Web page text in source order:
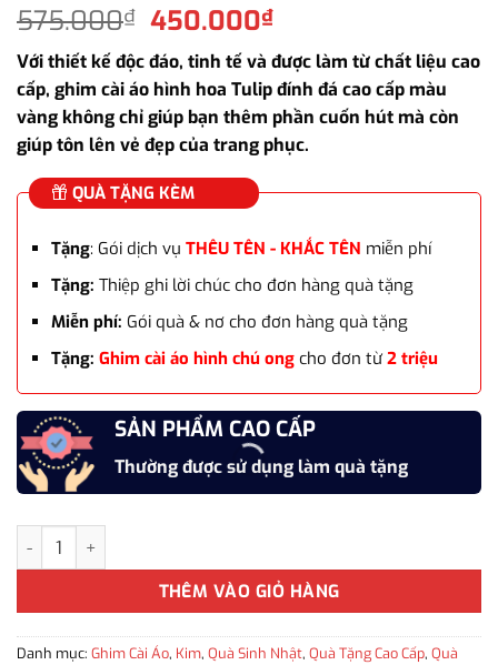
575.000₫ Giá
gốc
là:
575.000₫.
450.000₫Giá
hiện
tại
là:
450.000₫.
Với thiết kế độc đáo, tinh tế và được làm từ chất liệu cao
cấp, ghim cài áo hình hoa Tulip đính đá cao cấp màu
vàng không chỉ giúp bạn thêm phần cuốn hút mà còn
giúp tôn lên vẻ đẹp của trang phục.
QUÀ TẶNG KÈM
Tặng: Gói dịch vụ THÊU TÊN - KHẮC TÊN miễn phí
Tặng: Thiệp ghi lời chúc cho đơn hàng quà tặng
Miễn phí: Gói quà & nơ cho đơn hàng quà tặng
Tặng: Ghim cài áo hình chú ongcho đơn từ 2 triệu
SẢN PHẨM CAO CẤP
Thường được sử dụng làm quà tặng
Ghim cài áo hình hoa Tulip đính đá cao cấp màu vàng làm quà
THÊM VÀO GIỎ HÀNG
Danh mục: Ghim Cài Áo, Kim, Quà Sinh Nhật, Quà Tặng Cao Cấp, Quà